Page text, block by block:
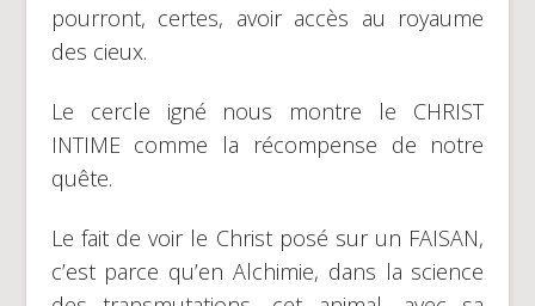
pourront, certes, avoir accès au royaume
des cieux.
Le cercle igné nous montre le CHRIST
INTIME comme la récompense de notre
quête.
Le fait de voir le Christ posé sur un FAISAN,
c’est parce qu’en Alchimie, dans la science